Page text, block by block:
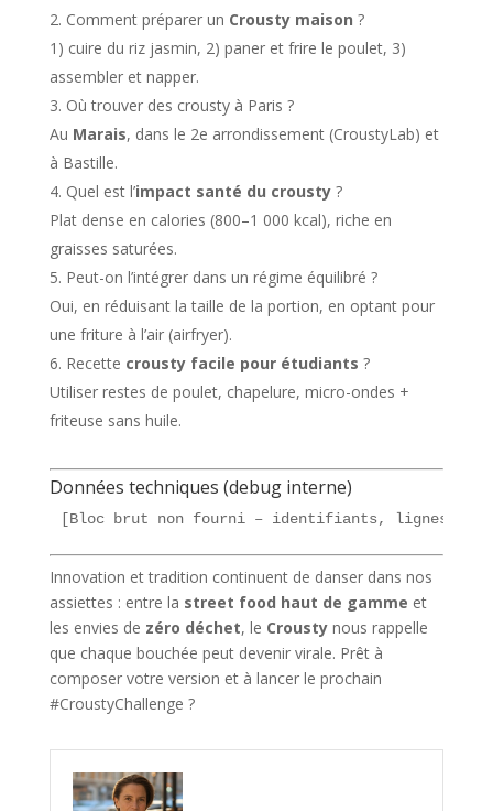
Comment préparer un Crousty maison ?
1) cuire du riz jasmin, 2) paner et frire le poulet, 3)
assembler et napper.
Où trouver des crousty à Paris ?
Au Marais, dans le 2e arrondissement (CroustyLab) et
à Bastille.
Quel est l’impact santé du crousty?
Plat dense en calories (800–1 000 kcal), riche en
graisses saturées.
Peut-on l’intégrer dans un régime équilibré ?
Oui, en réduisant la taille de la portion, en optant pour
une friture à l’air (airfryer).
Recette crousty facile pour étudiants ?
Utiliser restes de poulet, chapelure, micro-ondes +
friteuse sans huile.
Données techniques (debug interne)
[Bloc brut non fourni – identifiants, lignes,
Innovation et tradition continuent de danser dans nos
assiettes : entre la street food haut de gamme et
les envies de zéro déchet, le Croustynous rappelle
que chaque bouchée peut devenir virale. Prêt à
composer votre version et à lancer le prochain
#CroustyChallenge ?